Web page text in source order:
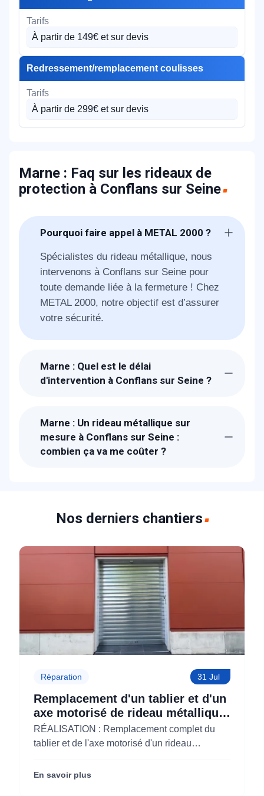
À partir de 149€ et sur devis
Redressement/remplacement coulisses
À partir de 299€ et sur devis
Marne : Faq sur les rideaux de
protection à Conflans sur Seine
Pourquoi faire appel à METAL 2000 ?
Spécialistes du rideau métallique, nous
intervenons à Conflans sur Seine pour
toute demande liée à la fermeture ! Chez
METAL 2000, notre objectif est d’assurer
votre sécurité.
Marne : Quel est le délai
d'intervention à Conflans sur Seine ?
Conflans sur Seine dans l'heure pour
étudier avec vous votre besoin. Pour les
urgences, il faut compter 30 min. 1 à 2
Marne : Un rideau métallique sur
mesure à Conflans sur Seine :
combien ça va me coûter ?
fabriquons les rideaux métalliques dans
nos ateliers donc nos prix sont parmi les
Nos derniers chantiers
Réparation 31 Jul
Remplacement d'un tablier et d'un
axe motorisé de rideau métallique
pour M'CHADAL (Optical Center)
(95)
RÉALISATION : Remplacement complet du
tablier et de l'axe motorisé d'un rideau
Center) (95290).
En savoir plus